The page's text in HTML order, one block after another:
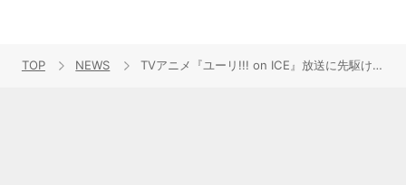
TOP NEWS TVアニメ『ユーリ!!! on ICE』放送に先駆け、9月25日(日)に先行上映会＆スタッフ・キャストによるトークショーの実施決定！！10月3日(月)からは文化放送ラジオ「ユーリ!!! on RADIO」も滑走開始！